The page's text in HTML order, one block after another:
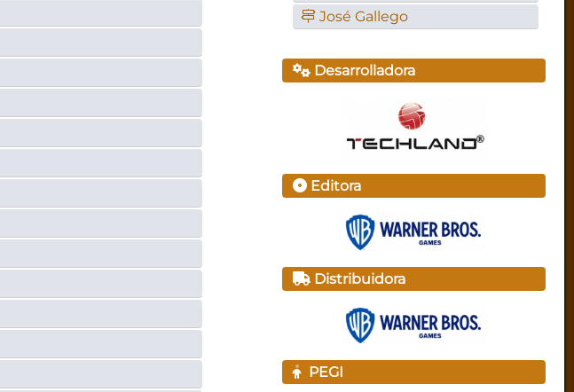
José Gallego
Desarrolladora
Editora
Distribuidora
PEGI